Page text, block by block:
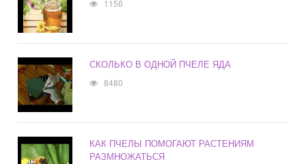
1156
СКОЛЬКО В ОДНОЙ ПЧЕЛЕ ЯДА
8480
КАК ПЧЕЛЫ ПОМОГАЮТ РАСТЕНИЯМ
РАЗМНОЖАТЬСЯ